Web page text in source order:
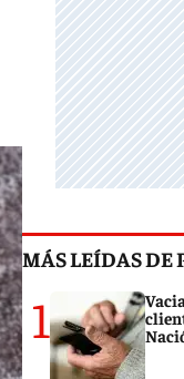
MÁS LEÍDAS DE
1